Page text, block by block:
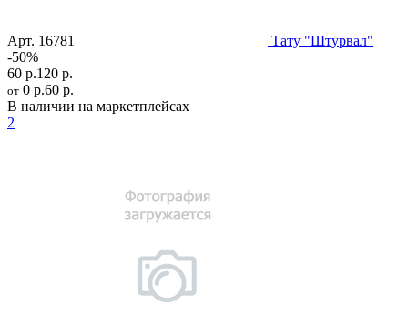
Арт. 16781
Тату "Штурвал"
-50%
60 р.120 р.
от 0 р.60 р.
В наличии на маркетплейсах
2